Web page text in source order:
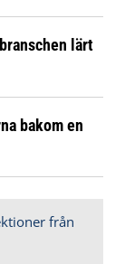
lärt
bakom en